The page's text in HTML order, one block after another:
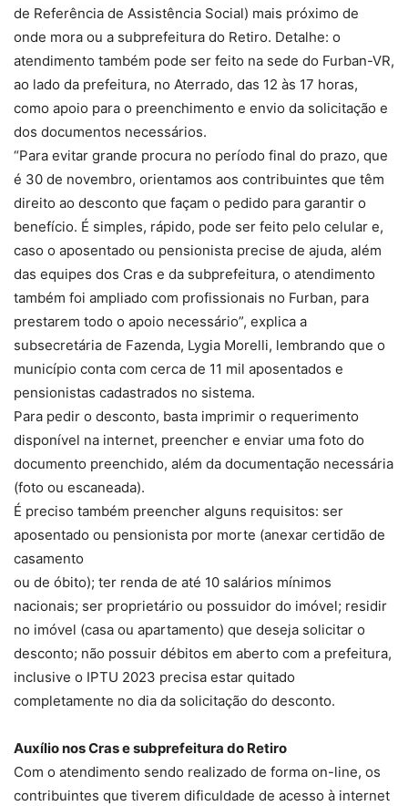
de Referência de Assistência Social) mais próximo de
onde mora ou a subprefeitura do Retiro. Detalhe: o
atendimento também pode ser feito na sede do Furban-VR,
ao lado da prefeitura, no Aterrado, das 12 às 17 horas,
como apoio para o preenchimento e envio da solicitação e
dos documentos necessários.
“Para evitar grande procura no período final do prazo, que
é 30 de novembro, orientamos aos contribuintes que têm
direito ao desconto que façam o pedido para garantir o
benefício. É simples, rápido, pode ser feito pelo celular e,
caso o aposentado ou pensionista precise de ajuda, além
das equipes dos Cras e da subprefeitura, o atendimento
também foi ampliado com profissionais no Furban, para
prestarem todo o apoio necessário”, explica a
subsecretária de Fazenda, Lygia Morelli, lembrando que o
município conta com cerca de 11 mil aposentados e
pensionistas cadastrados no sistema.
Para pedir o desconto, basta imprimir o requerimento
disponível na internet, preencher e enviar uma foto do
documento preenchido, além da documentação necessária
(foto ou escaneada).
É preciso também preencher alguns requisitos: ser
aposentado ou pensionista por morte (anexar certidão de
casamento
ou de óbito); ter renda de até 10 salários mínimos
nacionais; ser proprietário ou possuidor do imóvel; residir
no imóvel (casa ou apartamento) que deseja solicitar o
desconto; não possuir débitos em aberto com a prefeitura,
inclusive o IPTU 2023 precisa estar quitado
completamente no dia da solicitação do desconto.
Auxílio nos Cras e subprefeitura do Retiro
Com o atendimento sendo realizado de forma on-line, os
contribuintes que tiverem dificuldade de acesso à internet